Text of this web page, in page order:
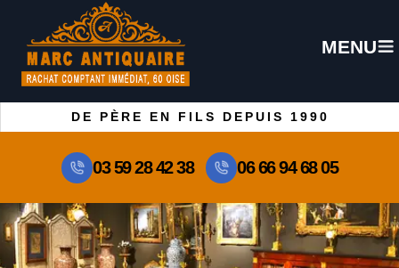
MENU
DE PÈRE EN FILS DEPUIS 1990
03 59 28 42 38 06 66 94 68 05